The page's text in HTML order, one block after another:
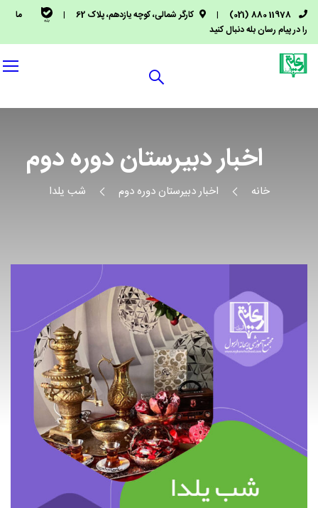
| کارگر شمالی، کوچه یازدهم، پلاک 62 |
ما
را در پیام رسان بله دنبال کنید
اخبار دبیرستان دوره دوم
خانه اخبار دبیرستان دوره دوم شب یلدا